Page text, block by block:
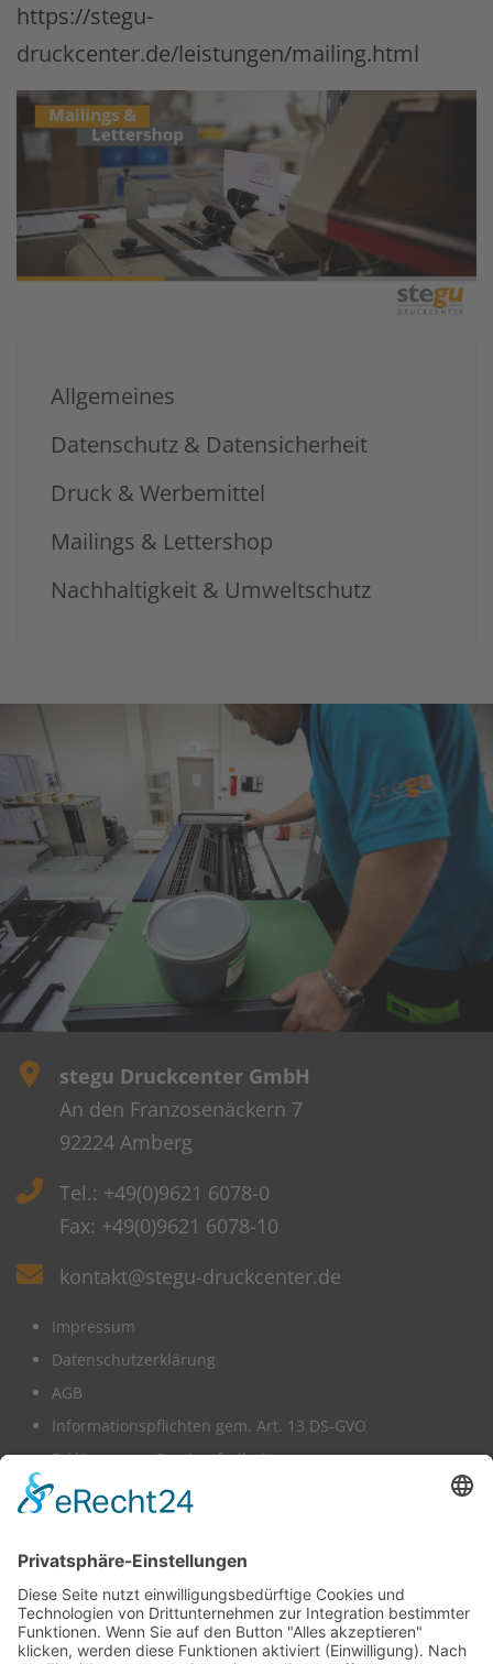
https://stegu-
druckcenter.de/leistungen/mailing.html
Allgemeines
Datenschutz & Datensicherheit
Druck & Werbemittel
Mailings & Lettershop
Nachhaltigkeit & Umweltschutz
stegu Druckcenter GmbH
An den Franzosenäckern 7
92224 Amberg
Tel.: +49(0)9621 6078-0
Fax: +49(0)9621 6078-10
kontakt@stegu-druckcenter.de
Impressum
Datenschutzerklärung
AGB
Informationspflichten gem. Art. 13 DS-GVO
Erklärung zur Barrierefreiheit
Wir benötigen Ihre Zustimmung,